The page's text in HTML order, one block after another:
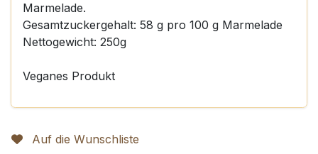
Marmelade.
Gesamtzuckergehalt: 58 g pro 100 g Marmelade
Nettogewicht: 250g
Veganes Produkt
Auf die Wunschliste